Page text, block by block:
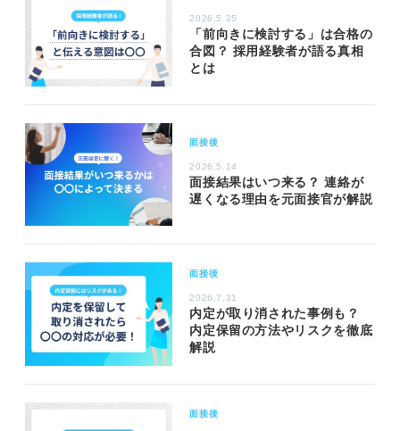
2026.5.25
「前向きに検討する」は合格の
合図？ 採用経験者が語る真相
とは
面接後
2026.5.14
面接結果はいつ来る？ 連絡が
遅くなる理由を元面接官が解説
面接後
2026.7.31
内定が取り消された事例も？
内定保留の方法やリスクを徹底
解説
面接後